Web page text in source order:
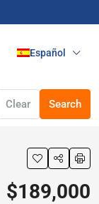
Español
Clear Search
$189,000